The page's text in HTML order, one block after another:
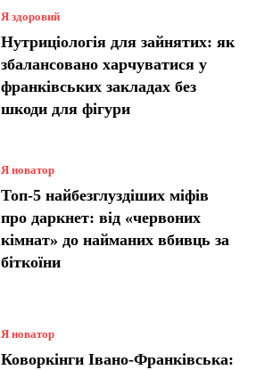
Я здоровий
Нутриціологія для зайнятих: як
збалансовано харчуватися у
франківських закладах без
шкоди для фігури
Я новатор
Топ-5 найбезглуздіших міфів
про даркнет: від «червоних
кімнат» до найманих вбивць за
біткоїни
Я новатор
Коворкінги Івано-Франківська: